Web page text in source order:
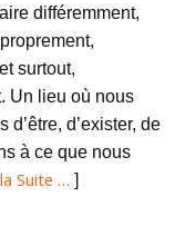
différemment,
surtout,
Un lieu où nous
d’être, d’exister, de
à ce que nous
Suite … ]